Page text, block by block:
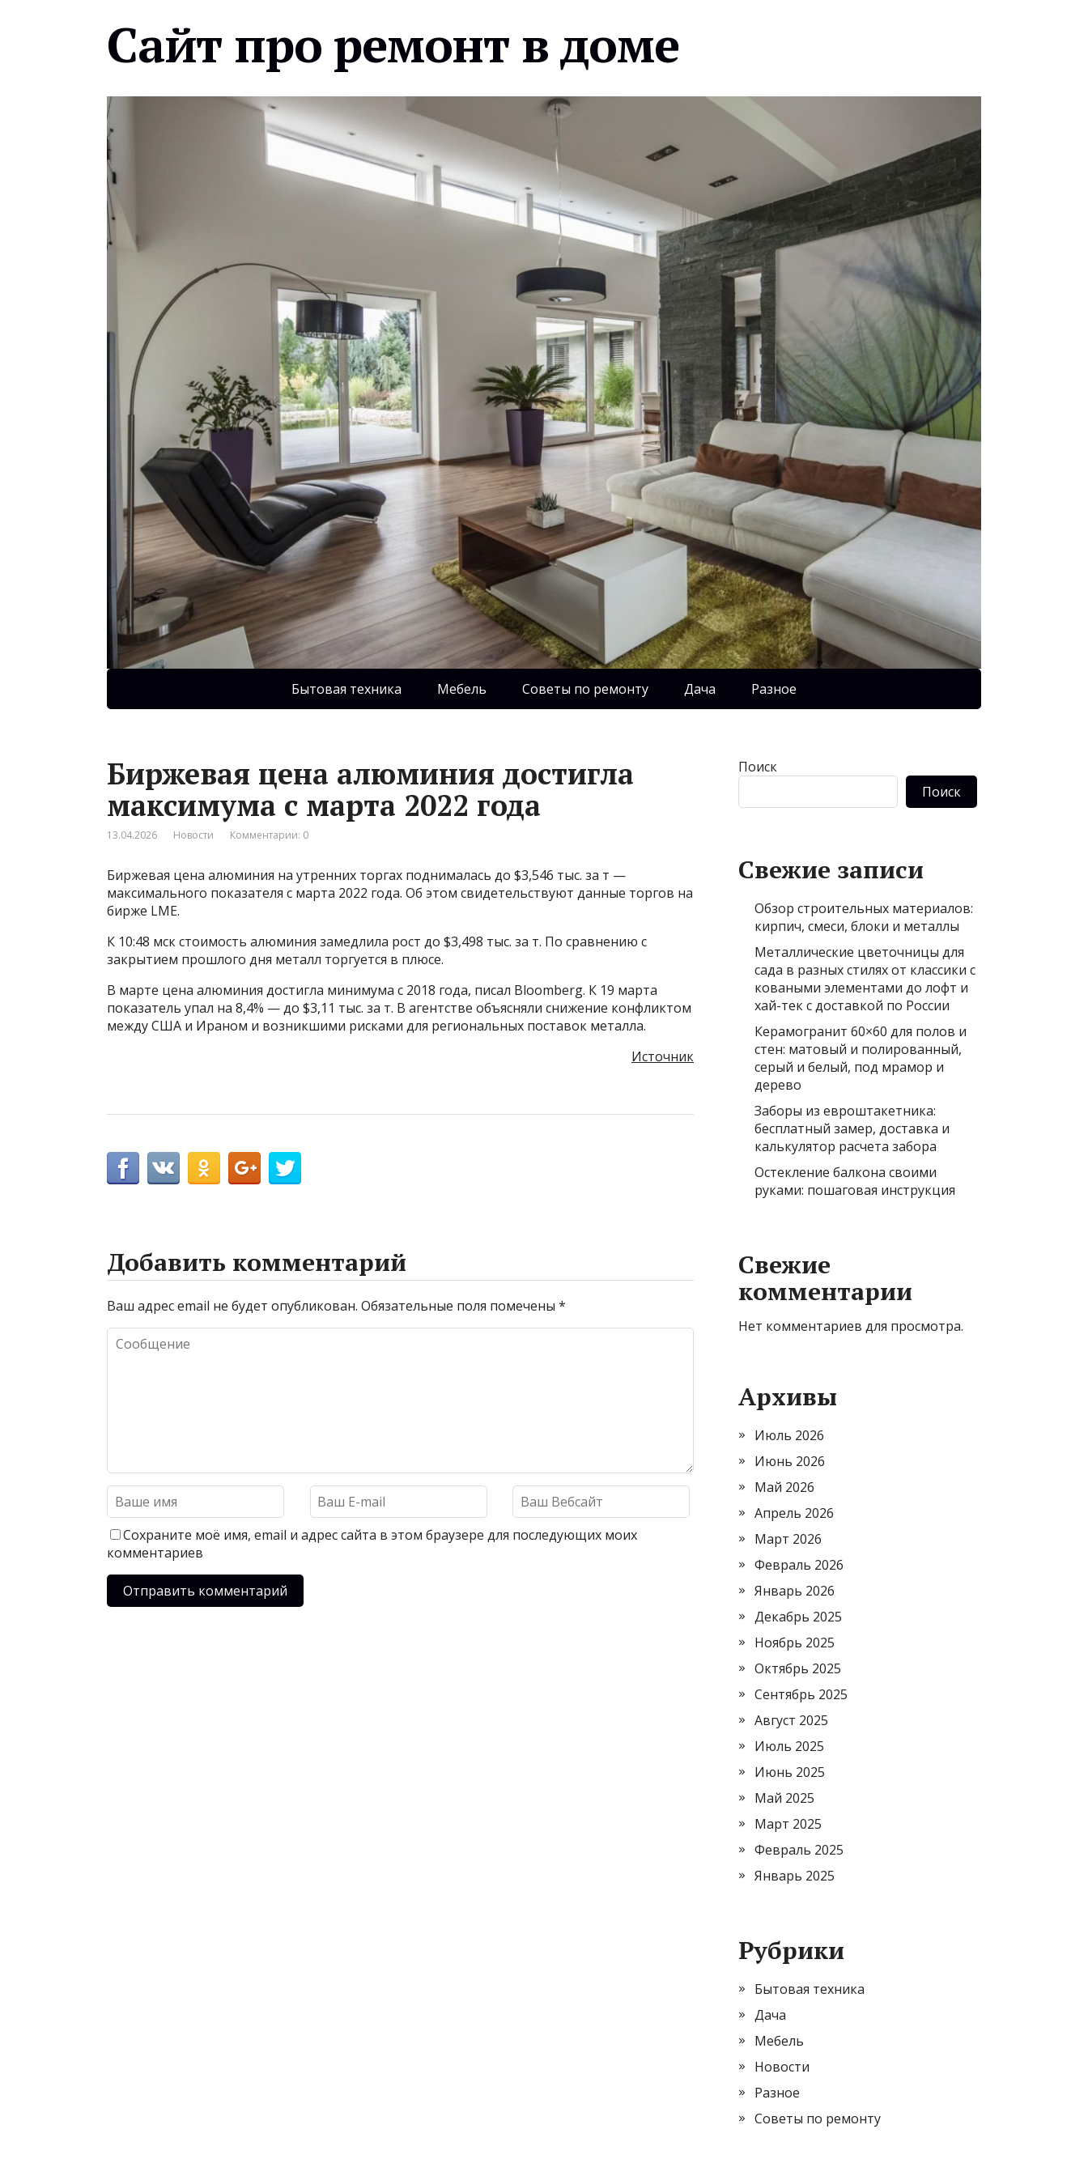
Сайт про ремонт в доме
Бытовая техника Мебель Советы по ремонту Дача Разное
Биржевая цена алюминия достигла
максимума с марта 2022 года
13.04.2026 Новости Комментарии: 0
Биржевая цена алюминия на утренних торгах поднималась до $3,546 тыс. за т —
максимального показателя с марта 2022 года. Об этом свидетельствуют данные торгов на
бирже LME.
К 10:48 мск стоимость алюминия замедлила рост до $3,498 тыс. за т. По сравнению с
закрытием прошлого дня металл торгуется в плюсе.
В марте цена алюминия достигла минимума с 2018 года, писал Bloomberg. К 19 марта
показатель упал на 8,4% — до $3,11 тыс. за т. В агентстве объясняли снижение конфликтом
между США и Ираном и возникшими рисками для региональных поставок металла.
Источник
Добавить комментарий
Ваш адрес email не будет опубликован. Обязательные поля помечены *
Сохраните моё имя, email и адрес сайта в этом браузере для последующих моих
комментариев
Поиск
Поиск
Свежие записи
Обзор строительных материалов:
кирпич, смеси, блоки и металлы
Металлические цветочницы для
сада в разных стилях от классики с
коваными элементами до лофт и
хай-тек с доставкой по России
Керамогранит 60×60 для полов и
стен: матовый и полированный,
серый и белый, под мрамор и
дерево
Заборы из евроштакетника:
бесплатный замер, доставка и
калькулятор расчета забора
Остекление балкона своими
руками: пошаговая инструкция
Свежие
комментарии
Нет комментариев для просмотра.
Архивы
Июль 2026
Июнь 2026
Май 2026
Апрель 2026
Март 2026
Февраль 2026
Январь 2026
Декабрь 2025
Ноябрь 2025
Октябрь 2025
Сентябрь 2025
Август 2025
Июль 2025
Июнь 2025
Май 2025
Март 2025
Февраль 2025
Январь 2025
Рубрики
Бытовая техника
Дача
Мебель
Новости
Разное
Советы по ремонту